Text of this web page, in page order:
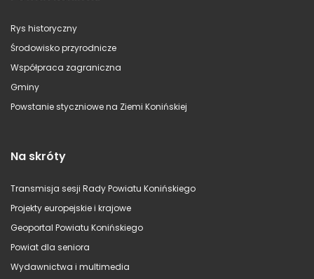
Rys historyczny
Środowisko przyrodnicze
Współpraca zagraniczna
Gminy
Powstanie styczniowe na Ziemi Konińskiej
Na skróty
Transmisja sesji Rady Powiatu Konińskiego
Projekty europejskie i krajowe
Geoportal Powiatu Konińskiego
Powiat dla seniora
Wydawnictwa i multimedia